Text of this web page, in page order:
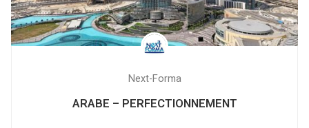
Next-Forma
ARABE – PERFECTIONNEMENT